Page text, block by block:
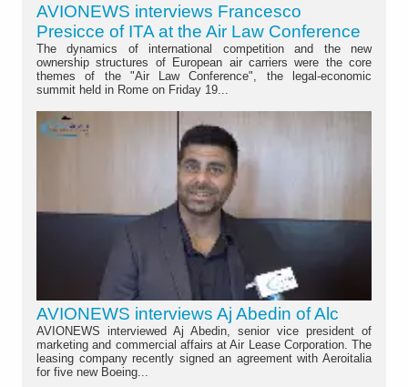
AVIONEWS interviews Francesco
Presicce of ITA at the Air Law Conference
The dynamics of international competition and the new
ownership structures of European air carriers were the core
themes of the "Air Law Conference", the legal-economic
summit held in Rome on Friday 19...
AVIONEWS interviews Aj Abedin of Alc
AVIONEWS interviewed Aj Abedin, senior vice president of
marketing and commercial affairs at Air Lease Corporation. The
leasing company recently signed an agreement with Aeroitalia
for five new Boeing...